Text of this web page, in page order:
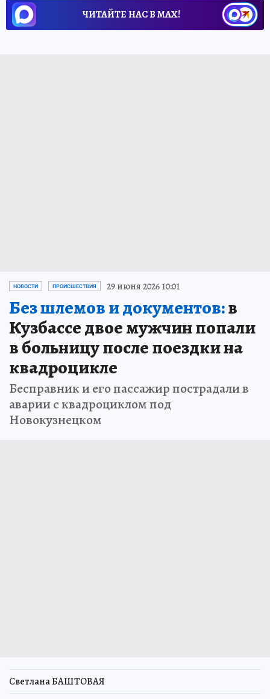
ЧИТАЙТЕ НАС В МАХ!
НОВОСТИ ПРОИСШЕСТВИЯ 29 июня 2026 10:01
Без шлемов и документов:в
Кузбассе двое мужчин попали
в больницу после поездки на
квадроцикле
Бесправник и его пассажир пострадали в
аварии с квадроциклом под
Новокузнецком
Светлана БАШТОВАЯ